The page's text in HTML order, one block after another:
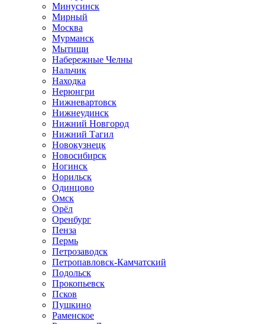
Минусинск
Мирный
Москва
Мурманск
Мытищи
Набережные Челны
Нальчик
Находка
Нерюнгри
Нижневартовск
Нижнеудинск
Нижний Новгород
Нижний Тагил
Новокузнецк
Новосибирск
Ногинск
Норильск
Одинцово
Омск
Орёл
Оренбург
Пенза
Пермь
Петрозаводск
Петропавловск-Камчатский
Подольск
Прокопьевск
Псков
Пушкино
Раменское